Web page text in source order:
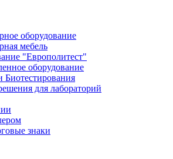
оборудование
мебель
"Европолитест"
оборудование
Биотестирования
для лабораторий
знаки